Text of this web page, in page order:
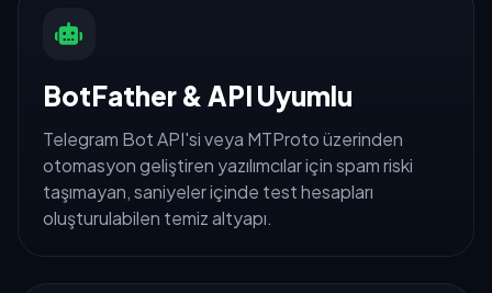
BotFather & API Uyumlu
Telegram Bot API'si veya MTProto üzerinden
otomasyon geliştiren yazılımcılar için spam riski
taşımayan, saniyeler içinde test hesapları
oluşturulabilen temiz altyapı.